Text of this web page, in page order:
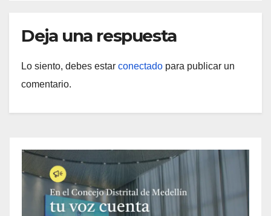
Deja una respuesta
Lo siento, debes estar conectado para publicar un
comentario.